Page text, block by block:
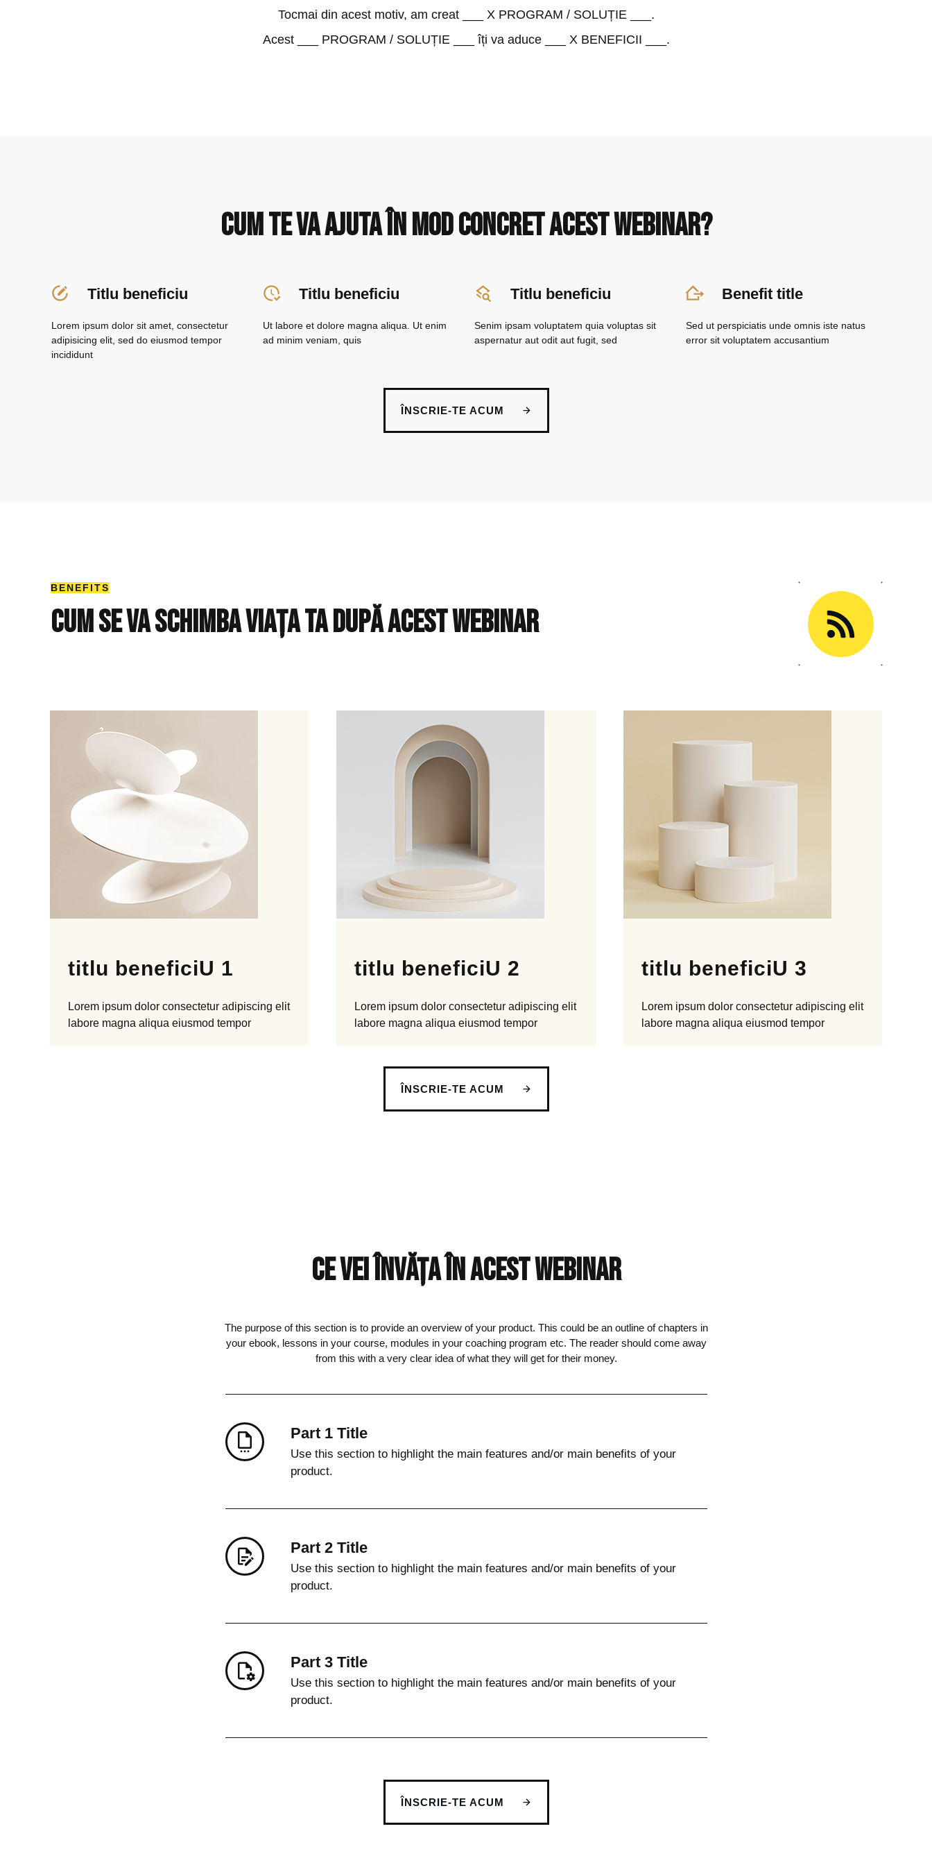
Tocmai din acest motiv, am creat ___ X PROGRAM / SOLUȚIE ___.
Acest ___ PROGRAM / SOLUȚIE ___ îți va aduce ___ X BENEFICII ___.
Cum te va ajuta În mod concret acest webinar?
Titlu beneficiu
Lorem ipsum dolor sit amet, consectetur
adipisicing elit, sed do eiusmod tempor
incididunt
Titlu beneficiu
Ut labore et dolore magna aliqua. Ut enim
ad minim veniam, quis
Titlu beneficiu
Senim ipsam voluptatem quia voluptas sit
aspernatur aut odit aut fugit, sed
Benefit title
Sed ut perspiciatis unde omnis iste natus
error sit voluptatem accusantium
ÎNSCRIE-TE ACUM
BENEFITS
Cum se va schimba viaȚa ta dupĂ acest webinar
titlu beneficiU 1
Lorem ipsum dolor consectetur adipiscing elit
labore magna aliqua eiusmod tempor
titlu beneficiU 2
Lorem ipsum dolor consecteturadipiscing elit
labore magna aliqua eiusmod tempor
titlu beneficiU 3
Lorem ipsum dolorconsectetur adipiscing elit
labore magna aliqua eiusmod tempor
ÎNSCRIE-TE ACUM
CE VEI ÎNVĂȚA ÎN ACEST webinar
The purpose of this section is to provide an overview of your product. This could be an outline of chapters in
your ebook, lessons in your course, modules in your coaching program etc. The reader should come away
from this with a very clear idea of what they will get for their money.
Part 1 Title
Use this section to highlight the main features and/or main benefits of your
product.
Part 2 Title
Use this section to highlight the main features and/or main benefits of your
product.
Part 3 Title
Use this section to highlight the main features and/or main benefits of your
product.
ÎNSCRIE-TE ACUM